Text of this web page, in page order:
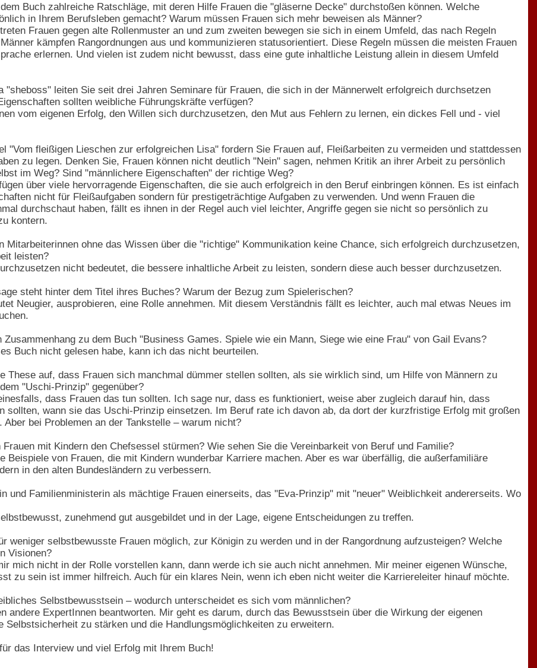
Buch zahlreiche Ratschläge, mit deren Hilfe Frauen die "gläserne Decke" durchstoßen können. Welche
in Ihrem Berufsleben gemacht? Warum müssen Frauen sich mehr beweisen als Männer?
Frauen gegen alte Rollenmuster an und zum zweiten bewegen sie sich in einem Umfeld, das nach Regeln
kämpfen Rangordnungen aus und kommunizieren statusorientiert. Diese Regeln müssen die meisten Frauen
erlernen. Und vielen ist zudem nicht bewusst, dass eine gute inhaltliche Leistung allein in diesem Umfeld
"sheboss" leiten Sie seit drei Jahren Seminare für Frauen, die sich in der Männerwelt erfolgreich durchsetzen
sollten weibliche Führungskräfte verfügen?
vom eigenen Erfolg, den Willen sich durchzusetzen, den Mut aus Fehlern zu lernen, ein dickes Fell und - viel
"Vom fleißigen Lieschen zur erfolgreichen Lisa" fordern Sie Frauen auf, Fleißarbeiten zu vermeiden und stattdessen
zu legen. Denken Sie, Frauen können nicht deutlich "Nein" sagen, nehmen Kritik an ihrer Arbeit zu persönlich
im Weg? Sind "männlichere Eigenschaften" der richtige Weg?
über viele hervorragende Eigenschaften, die sie auch erfolgreich in den Beruf einbringen können. Es ist einfach
nicht für Fleißaufgaben sondern für prestigeträchtige Aufgaben zu verwenden. Und wenn Frauen die
durchschaut haben, fällt es ihnen in der Regel auch viel leichter, Angriffe gegen sie nicht so persönlich zu
kontern.
Mitarbeiterinnen ohne das Wissen über die "richtige" Kommunikation keine Chance, sich erfolgreich durchzusetzen,
leisten?
nicht bedeutet, die bessere inhaltliche Arbeit zu leisten, sondern diese auch besser durchzusetzen.
steht hinter dem Titel ihres Buches? Warum der Bezug zum Spielerischen?
Neugier, ausprobieren, eine Rolle annehmen. Mit diesem Verständnis fällt es leichter, auch mal etwas Neues im
Zusammenhang zu dem Buch "Business Games. Spiele wie ein Mann, Siege wie eine Frau" von Gail Evans?
Buch nicht gelesen habe, kann ich das nicht beurteilen.
These auf, dass Frauen sich manchmal dümmer stellen sollten, als sie wirklich sind, um Hilfe von Männern zu
"Uschi-Prinzip" gegenüber?
dass Frauen das tun sollten. Ich sage nur, dass es funktioniert, weise aber zugleich darauf hin, dass
sollten, wann sie das Uschi-Prinzip einsetzen. Im Beruf rate ich davon ab, da dort der kurzfristige Erfolg mit großen
Aber bei Problemen an der Tankstelle – warum nicht?
Frauen mit Kindern den Chefsessel stürmen? Wie sehen Sie die Vereinbarkeit von Beruf und Familie?
Beispiele von Frauen, die mit Kindern wunderbar Karriere machen. Aber es war überfällig, die außerfamiliäre
in den alten Bundesländern zu verbessern.
und Familienministerin als mächtige Frauen einerseits, das "Eva-Prinzip" mit "neuer" Weiblichkeit andererseits. Wo
zunehmend gut ausgebildet und in der Lage, eigene Entscheidungen zu treffen.
weniger selbstbewusste Frauen möglich, zur Königin zu werden und in der Rangordnung aufzusteigen? Welche
Visionen?
mich nicht in der Rolle vorstellen kann, dann werde ich sie auch nicht annehmen. Mir meiner eigenen Wünsche,
zu sein ist immer hilfreich. Auch für ein klares Nein, wenn ich eben nicht weiter die Karriereleiter hinauf möchte.
Selbstbewusstsein – wodurch unterscheidet es sich vom männlichen?
andere ExpertInnen beantworten. Mir geht es darum, durch das Bewusstsein über die Wirkung der eigenen
Selbstsicherheit zu stärken und die Handlungsmöglichkeiten zu erweitern.
das Interview und viel Erfolg mit Ihrem Buch!